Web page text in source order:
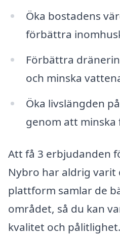
Öka bostadens
förbättra
Förbättra
och minska
Öka livslängden
genom att
Att få 3 erbjudanden
Nybro har aldrig varit
plattform samlar de
området, så du kan
kvalitet och